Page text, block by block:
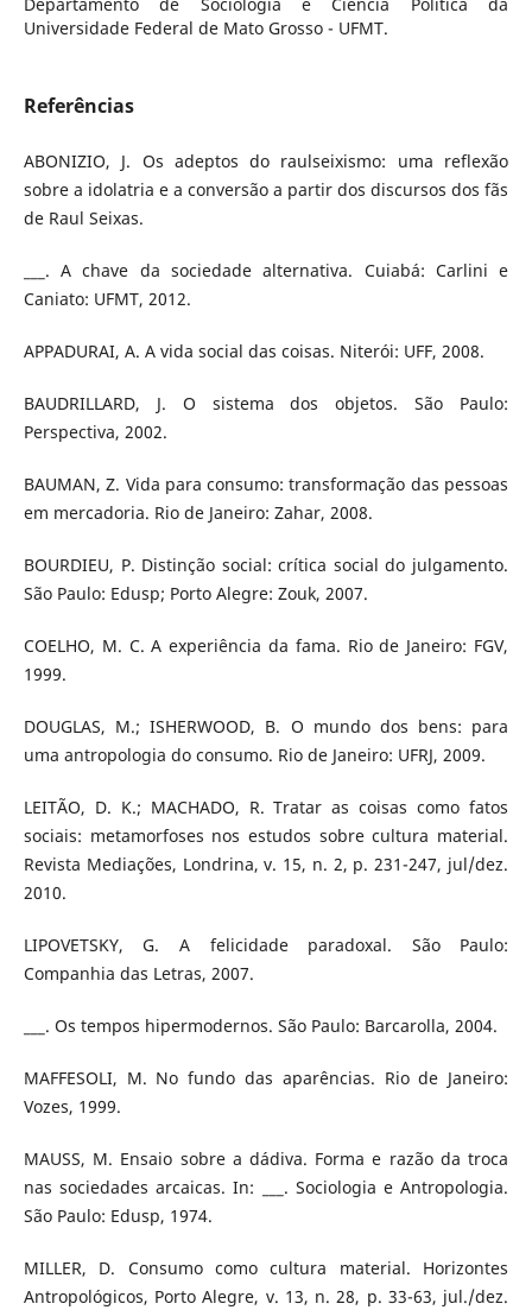
Universidade Federal de Mato Grosso - UFMT.
Referências
ABONIZIO, J. Os adeptos do raulseixismo: uma reflexão
sobre a idolatria e a conversão a partir dos discursos dos fãs
de Raul Seixas.
___. A chave da sociedade alternativa. Cuiabá: Carlini e
Caniato: UFMT, 2012.
APPADURAI, A. A vida social das coisas. Niterói: UFF, 2008.
BAUDRILLARD, J. O sistema dos objetos. São Paulo:
Perspectiva, 2002.
BAUMAN, Z. Vida para consumo: transformação das pessoas
em mercadoria. Rio de Janeiro: Zahar, 2008.
BOURDIEU, P. Distinção social: crítica social do julgamento.
São Paulo: Edusp; Porto Alegre: Zouk, 2007.
COELHO, M. C. A experiência da fama. Rio de Janeiro: FGV,
1999.
DOUGLAS, M.; ISHERWOOD, B. O mundo dos bens: para
uma antropologia do consumo. Rio de Janeiro: UFRJ, 2009.
LEITÃO, D. K.; MACHADO, R. Tratar as coisas como fatos
sociais: metamorfoses nos estudos sobre cultura material.
Revista Mediações, Londrina, v. 15, n. 2, p. 231-247, jul/dez.
2010.
LIPOVETSKY, G. A felicidade paradoxal. São Paulo:
Companhia das Letras, 2007.
___. Os tempos hipermodernos. São Paulo: Barcarolla, 2004.
MAFFESOLI, M. No fundo das aparências. Rio de Janeiro:
Vozes, 1999.
MAUSS, M. Ensaio sobre a dádiva. Forma e razão da troca
nas sociedades arcaicas. In: ___. Sociologia e Antropologia.
São Paulo: Edusp, 1974.
MILLER, D. Consumo como cultura material. Horizontes
Antropológicos, Porto Alegre, v. 13, n. 28, p. 33-63, jul./dez.